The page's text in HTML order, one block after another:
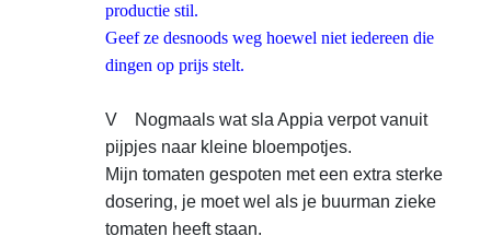
productie stil.
Geef ze desnoods weg hoewel niet iedereen die
dingen op prijs stelt.
V Nogmaals wat sla Appia verpot vanuit
pijpjes naar kleine bloempotjes.
Mijn tomaten gespoten met een extra sterke
dosering, je moet wel als je buurman zieke
tomaten heeft staan.